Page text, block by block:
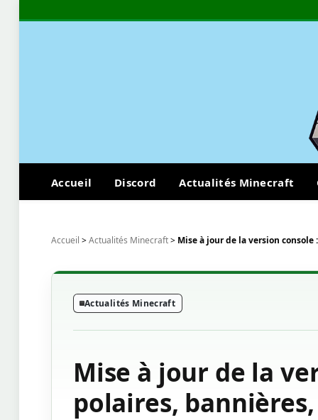
Accueil Discord Actualités Minecraft
Accueil >Actualités Minecraft> Mise à jour de la version
Actualités Minecraft
Mise à jour de la
polaires,